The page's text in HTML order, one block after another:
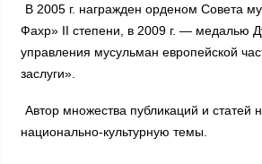
В 2005 г. награжден орденом Совета
Фахр» II степени, в 2009 г. — медалью
управления мусульман европейской
заслуги».
Автор множества публикаций и статей
национально-культурную темы.